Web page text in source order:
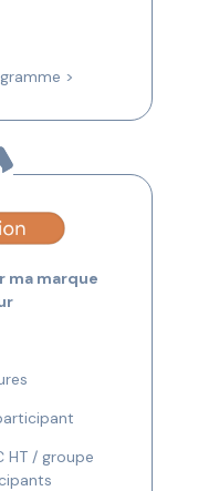
>
ma marque
/ groupe